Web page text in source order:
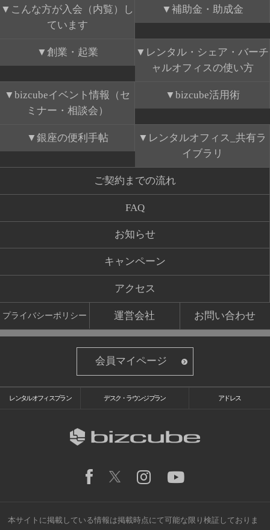
こんな方が入会（内覧）し
ています
補助金・助成金
創業・起業
レンタル・シェア・バーチ
ャルオフィスの使い方
bizcubeイベント情報（セ
ミナー・相談会）
bizcube活用術
銀座の便利手帖
レンタルオフィス_共有ラ
イブラリ
ご契約までの流れ
FAQ
お知らせ
キャンペーン
アクセス
プライバシーポリシー 運営会社 お問い合わせ
会員マイページ
レンタルオフィスプラン デスク・ラウンジプラン アドレス
本サイトに掲載している情報は掲載時点にて可能な限り検証しておりま